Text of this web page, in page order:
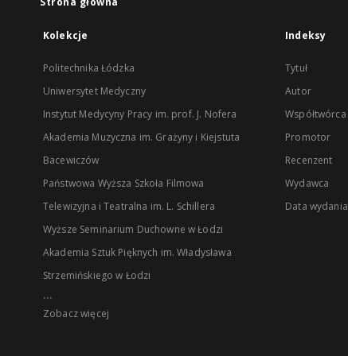
Kolekcje
Politechnika Łódzka
Uniwersytet Medyczny
Instytut Medycyny Pracy im. prof. J. Nofera
Akademia Muzyczna im. Grażyny i Kiejstuta
Bacewiczów
Państwowa Wyższa Szkoła Filmowa
Telewizyjna i Teatralna im. L. Schillera
Wyższe Seminarium Duchowne w Łodzi
Akademia Sztuk Pięknych im. Władysława
Strzemińskiego w Łodzi
...
Zobacz więcej
Indeksy
Tytuł
Autor
Współtwórca
Promotor
Recenzent
Wydawca
Data wydania